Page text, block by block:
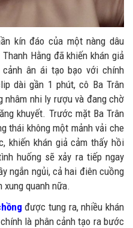
kín đáo của một nàng dâu
Hằng đã khiến khán giả
ân ái tạo bạo với chính
dài gần 1 phút, cô Ba Trân
nhâm nhi ly rượu và đang chờ
khuyết. Trước mặt Ba Trân
thái không một mảnh vải che
khiến khán giả cảm thấy hồi
huống sẽ xảy ra tiếp ngay
ngắn ngủi, cả hai điên cuồng
xung quanh nữa.
được tung ra, nhiều khán
là phân cảnh tạo ra bước